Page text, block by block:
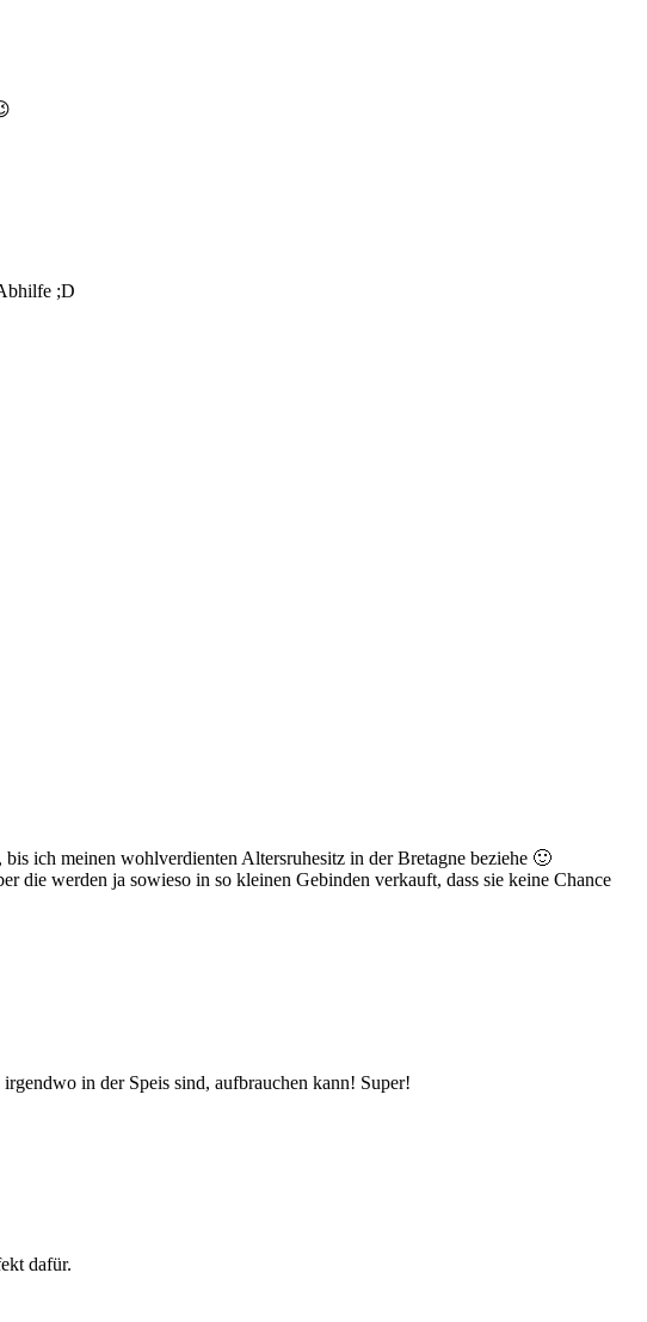
;D
ich meinen wohlverdienten Altersruhesitz in der Bretagne beziehe 🙂
die werden ja sowieso in so kleinen Gebinden verkauft, dass sie keine Chance
in der Speis sind, aufbrauchen kann! Super!
dafür.